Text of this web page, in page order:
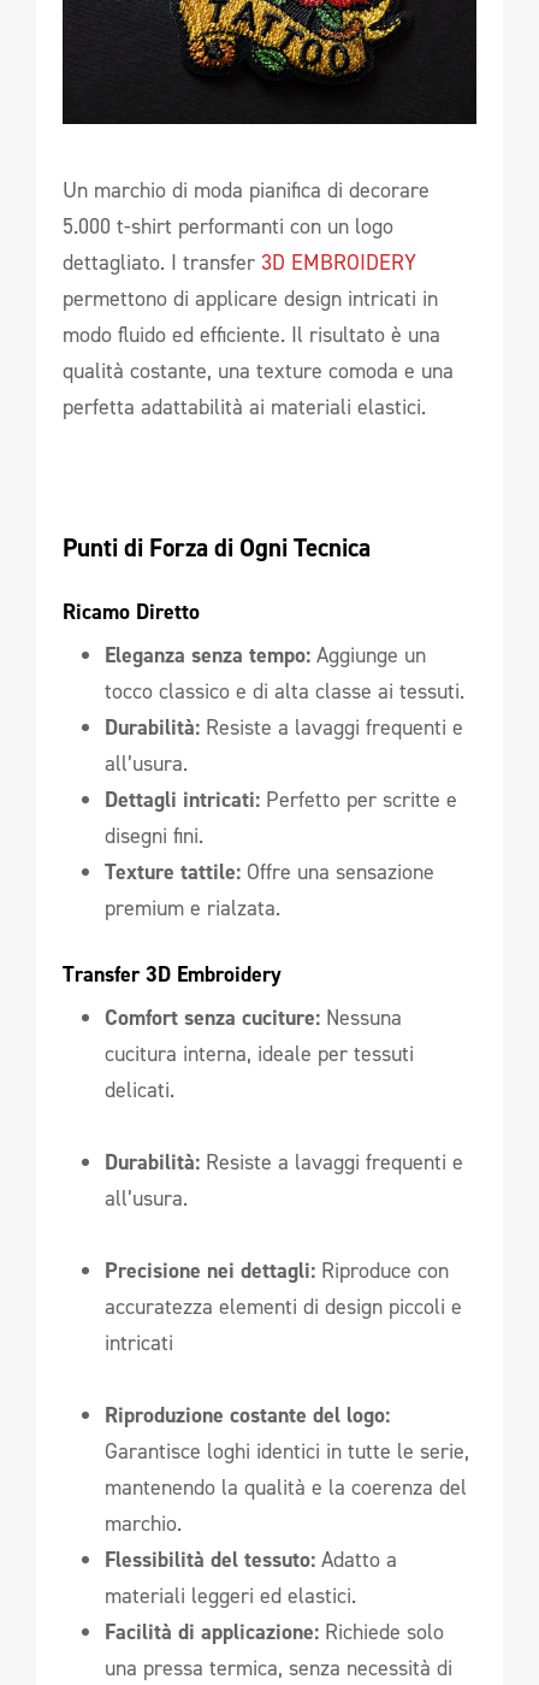
Un marchio di moda pianifica di decorare
5.000 t-shirt performanti con un logo
dettagliato. I transfer 3D EMBROIDERY
permettono di applicare design intricati in
modo fluido ed efficiente. Il risultato è una
qualità costante, una texture comoda e una
perfetta adattabilità ai materiali elastici.
Punti di Forza di Ogni Tecnica
Ricamo Diretto
Eleganza senza tempo: Aggiunge un
tocco classico e di alta classe ai tessuti.
Durabilità: Resiste a lavaggi frequenti e
all’usura.
Dettagli intricati: Perfetto per scritte e
disegni fini.
Texture tattile: Offre una sensazione
premium e rialzata.
Transfer 3D Embroidery
Comfort senza cuciture: Nessuna
cucitura interna, ideale per tessuti
delicati.
Durabilità: Resiste a lavaggi frequenti e
all’usura.
Precisione nei dettagli: Riproduce con
accuratezza elementi di design piccoli e
intricati
Riproduzione costante del logo:
Garantisce loghi identici in tutte le serie,
mantenendo la qualità e la coerenza del
marchio.
Flessibilità del tessuto: Adatto a
materiali leggeri ed elastici.
Facilità di applicazione: Richiede solo
una pressa termica, senza necessità di